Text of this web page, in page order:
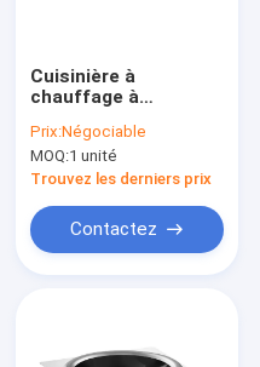
Cuisinière à
chauffage à
intégrée
Prix:Négociable
MOQ:1 unité
Trouvez les derniers prix
Contactez